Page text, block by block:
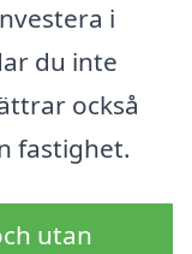
i
du inte
också
fastighet.
utan